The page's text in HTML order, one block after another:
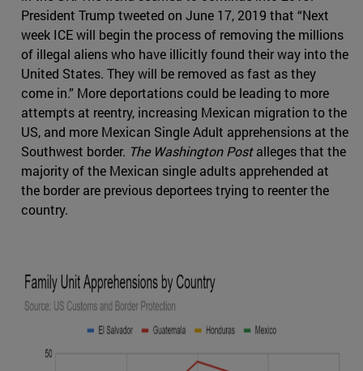
President Trump tweeted on June 17, 2019 that “Next
week ICE will begin the process of removing the millions
of illegal aliens who have illicitly found their way into the
United States. They will be removed as fast as they
come in.” More deportations could be leading to more
attempts at reentry, increasing Mexican migration to the
US, and more Mexican Single Adult apprehensions at the
Southwest border. The Washington Postalleges that the
majority of the Mexican single adults apprehended at
the border are previous deportees trying to reenter the
country.